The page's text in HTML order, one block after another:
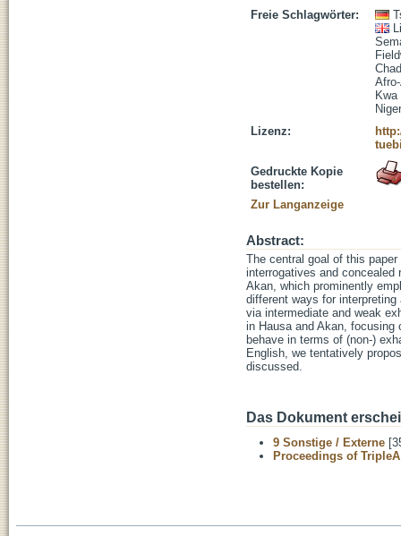
Freie Schlagwörter:
Kwa
Lizenz:
Gedruckte Kopie
bestellen:
Zur Langanzeige
Abstract:
The central goal of this
interrogatives and
Akan, which prominently
different ways for
via intermediate and weak
in Hausa and Akan,
behave in terms of (non-)
English, we tentatively
discussed.
Das Dokument
9 Sonstige / Externe
Proceedings of